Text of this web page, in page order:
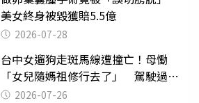
美女終身被毀獲賠5.5億
2026-07-28
台中女遛狗走斑馬線遭撞亡！母慟
「女兒隨媽祖修行去了」 駕駛過失
致死判9月
2026-07-26